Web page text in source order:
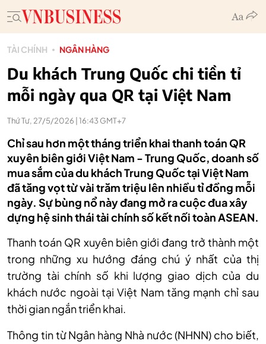
TÀI CHÍNH NGÂN HÀNG
Du khách Trung Quốc chi tiền tỉ
mỗi ngày qua QR tại Việt Nam
Thứ Tư, 27/5/2026 | 16:43 GMT+7
Chỉ sau hơn một tháng triển khai thanh toán QR
xuyên biên giới Việt Nam - Trung Quốc, doanh số
mua sắm của du khách Trung Quốc tại Việt Nam
đã tăng vọt từ vài trăm triệu lên nhiều tỉ đồng mỗi
ngày. Sự bùng nổ này đang mở ra cuộc đua xây
dựng hệ sinh thái tài chính số kết nối toàn ASEAN.
Thanh toán QR xuyên biên giới đang trở thành một
trong những xu hướng đáng chú ý nhất của thị
trường tài chính số khi lượng giao dịch của du
khách nước ngoài tại Việt Nam tăng mạnh chỉ sau
thời gian ngắn triển khai.
Thông tin từ Ngân hàng Nhà nước (NHNN) cho biết,